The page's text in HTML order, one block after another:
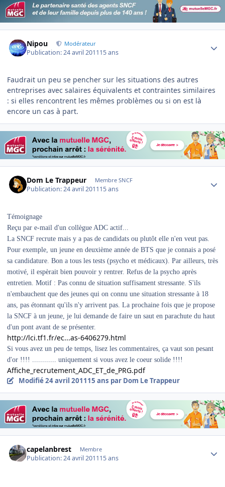
Nipou Modérateur
Publication:24 avril 201115 ans
Faudrait un peu se pencher sur les situations des autres
entreprises avec salaires équivalents et contraintes similaires
: si elles rencontrent les mêmes problèmes ou si on est là
encore un cas à part.
Dom Le Trappeur Membre SNCF
Publication:24 avril 201115 ans
Témoignage
Reçu par e-mail d'un collègue ADC actif...
La SNCF recrute mais y a pas de candidats ou plutôt elle n'en veut pas.
Pour exemple, un jeune en deuxième année de BTS que je connais a posé
sa candidature. Bon a tous les tests (psycho et médicaux). Par ailleurs, très
motivé, il espèrait bien pouvoir y rentrer. Refus de la psycho après
entretien. Motif : Pas connu de situation suffisament stressante. S'ils
n'embauchent que des jeunes qui on connu une situation stressante à 18
ans, pas étonnant qu'ils n'y arrivent pas. La prochaine fois que je propose
la SNCF à un jeune, je lui demande de faire un saut en parachute du haut
d'un pont avant de se présenter.
http://lci.tf1.fr/ec...as-6406279.html
Si vous avez un peu de temps, lisez les commentaires, ça vaut son pesant
d'or !!!! ............ uniquement si vous avez le coeur solide !!!!
Affiche_recrutement_ADC_ET_de_PRG.pdf
Modifié24 avril 201115 ans par Dom Le Trappeur
capelanbrest Membre
Publication:24 avril 201115 ans